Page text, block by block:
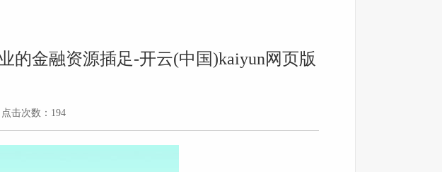
的金融资源插足-开云(中国)kaiyun网页版
击次数：194